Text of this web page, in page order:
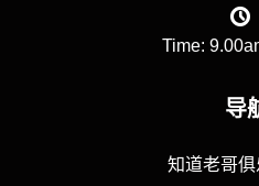
Time:
导
知道老哥